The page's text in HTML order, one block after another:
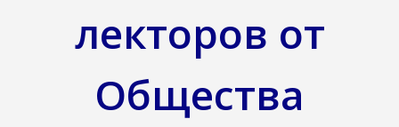
лекторов от
Общества